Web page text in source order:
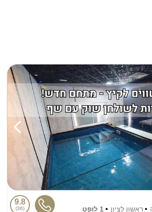
ראשון לציון 1 לופט
9.8
36